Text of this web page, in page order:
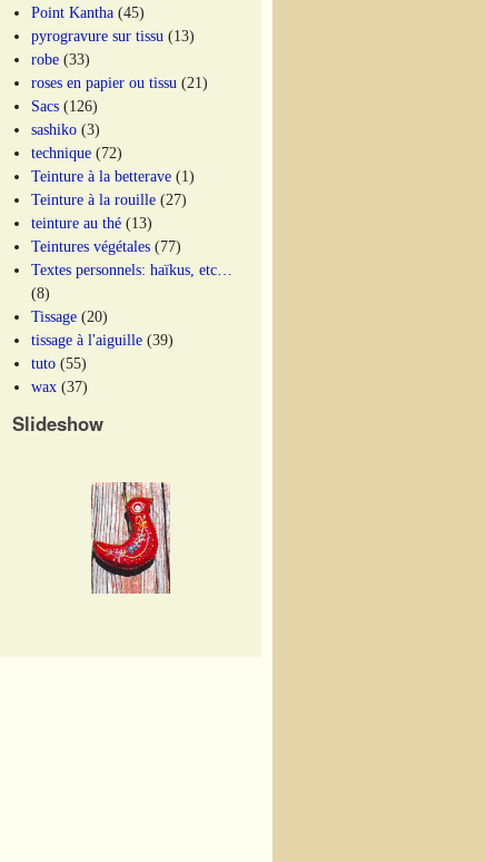
Point Kantha (45)
pyrogravure sur tissu (13)
robe (33)
roses en papier ou tissu (21)
Sacs (126)
sashiko (3)
technique (72)
Teinture à la betterave (1)
Teinture à la rouille (27)
teinture au thé (13)
Teintures végétales (77)
Textes personnels: haïkus, etc…
(8)
Tissage (20)
tissage à l'aiguille (39)
tuto (55)
wax (37)
Slideshow